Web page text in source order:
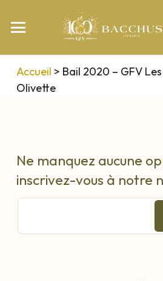
Accueil > Bail 2020 – GFV
Olivette
Ne manquez aucune
inscrivez-vous à notre